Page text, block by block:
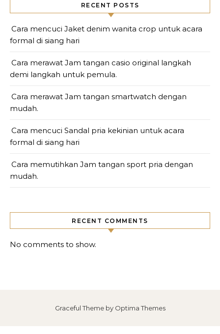
RECENT POSTS
Cara mencuci Jaket denim wanita crop untuk acara
formal di siang hari
Cara merawat Jam tangan casio original langkah
demi langkah untuk pemula.
Cara merawat Jam tangan smartwatch dengan
mudah.
Cara mencuci Sandal pria kekinian untuk acara
formal di siang hari
Cara memutihkan Jam tangan sport pria dengan
mudah.
RECENT COMMENTS
No comments to show.
Graceful Theme by Optima Themes